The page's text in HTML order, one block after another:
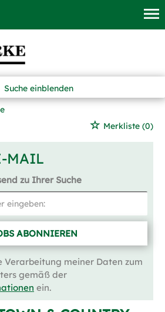
Suche einblenden
Merkliste (0)
MAIL
zu Ihrer Suche
ABONNIEREN
Verarbeitung meiner Daten zum
gemäß der
ein.